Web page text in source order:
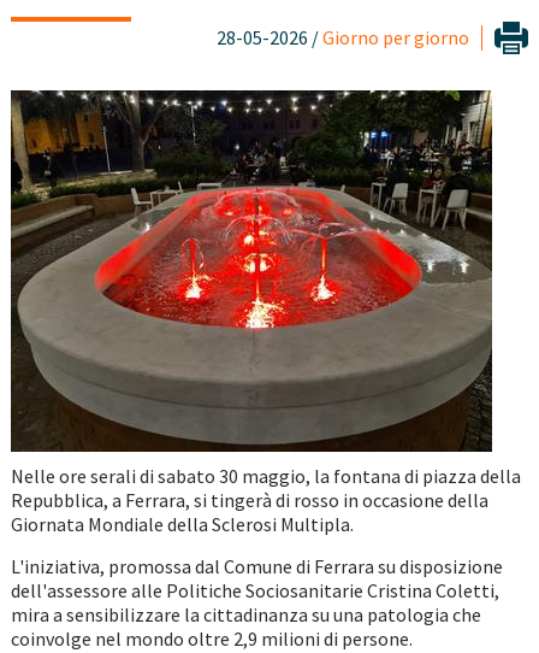
28-05-2026 /Giorno per giorno
Nelle ore serali di sabato 30 maggio, la fontana di piazza della
Repubblica, a Ferrara, si tingerà di rosso in occasione della
Giornata Mondiale della Sclerosi Multipla.
L'iniziativa, promossa dal Comune di Ferrara su disposizione
dell'assessore alle Politiche Sociosanitarie Cristina Coletti,
mira a sensibilizzare la cittadinanza su una patologia che
coinvolge nel mondo oltre 2,9 milioni di persone.